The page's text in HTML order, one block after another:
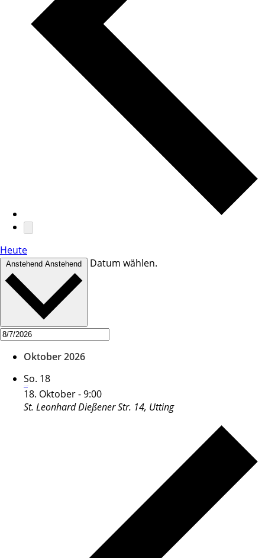
Heute
Anstehend Anstehend Datum wählen.
Oktober 2026
So. 18
18. Oktober - 9:00
St. LeonhardDießener Str. 14, Utting